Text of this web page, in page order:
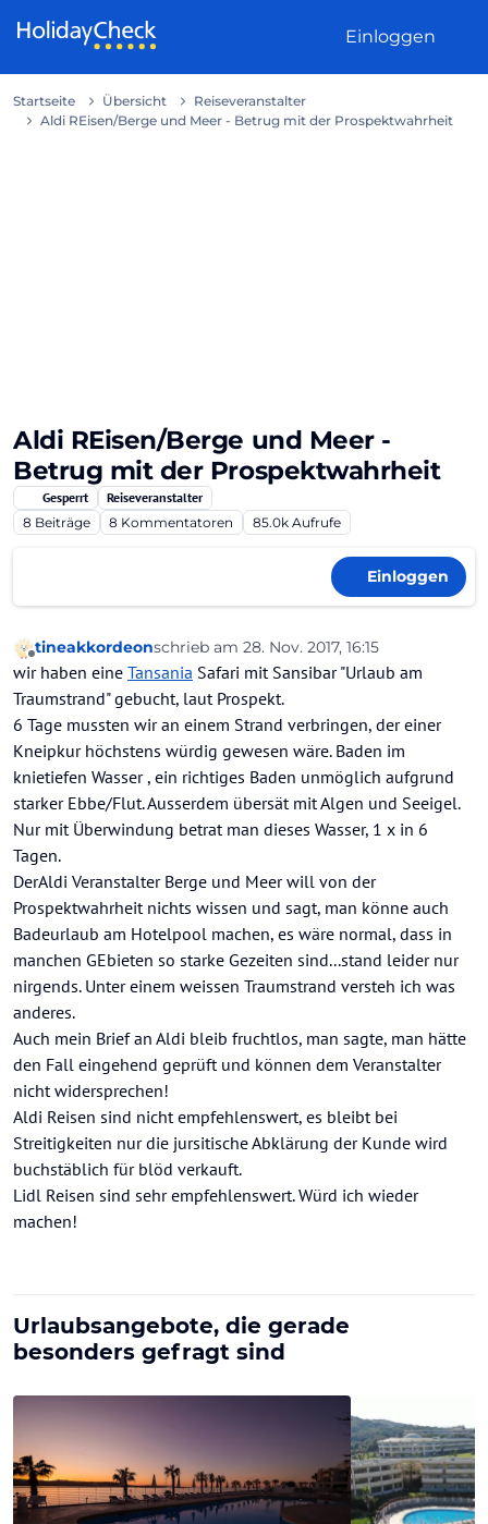
Einloggen
Startseite Übersicht
Reiseveranstalter
Aldi REisen/Berge und Meer - Betrug mit der Prospektwahrheit
Aldi REisen/Berge und Meer -
Betrug mit der Prospektwahrheit
Gesperrt
Reiseveranstalter
8 Beiträge 8 Kommentatoren 85.0k Aufrufe
Einloggen
Offline
tineakkordeonschrieb am 28. Nov. 2017, 16:15
zuletzt editiert von
wir haben eine Tansania Safari mit Sansibar "Urlaub am
Traumstrand" gebucht, laut Prospekt.
6 Tage mussten wir an einem Strand verbringen, der einer
Kneipkur höchstens würdig gewesen wäre. Baden im
knietiefen Wasser , ein richtiges Baden unmöglich aufgrund
starker Ebbe/Flut. Ausserdem übersät mit Algen und Seeigel.
Nur mit Überwindung betrat man dieses Wasser, 1 x in 6
Tagen.
DerAldi Veranstalter Berge und Meer will von der
Prospektwahrheit nichts wissen und sagt, man könne auch
Badeurlaub am Hotelpool machen, es wäre normal, dass in
manchen GEbieten so starke Gezeiten sind...stand leider nur
nirgends. Unter einem weissen Traumstrand versteh ich was
anderes.
Auch mein Brief an Aldi bleib fruchtlos, man sagte, man hätte
den Fall eingehend geprüft und können dem Veranstalter
nicht widersprechen!
Aldi Reisen sind nicht empfehlenswert, es bleibt bei
Streitigkeiten nur die jursitische Abklärung der Kunde wird
buchstäblich für blöd verkauft.
Lidl Reisen sind sehr empfehlenswert. Würd ich wieder
machen!